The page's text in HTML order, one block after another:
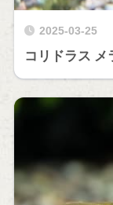
2025-03-25
コリドラス